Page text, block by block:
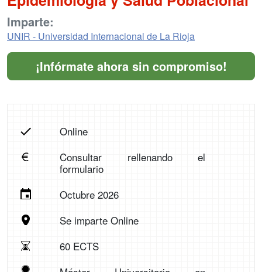
Imparte:
UNIR - Universidad Internacional de La Rioja
¡Infórmate ahora sin compromiso!
Online
Consultar rellenando el
formulario
Octubre 2026
Se imparte Online
60 ECTS